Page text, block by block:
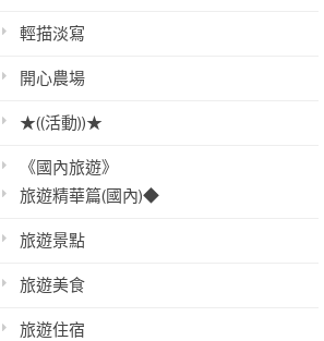
輕描淡寫
開心農場
★((活動))★
《國內旅遊》
旅遊精華篇(國內)◆
旅遊景點
旅遊美食
旅遊住宿